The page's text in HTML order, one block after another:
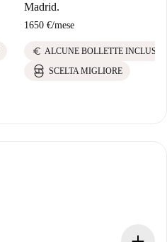
Madrid.
1650 €/mese
euro ALCUNE BOLLETTE INCLUSE
SCELTA MIGLIORE